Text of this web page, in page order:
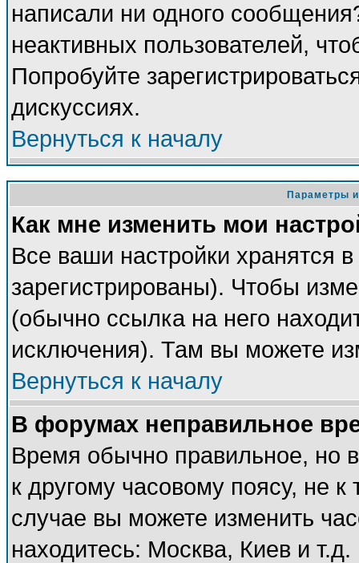
написали ни одного
неактивных пользователей,
Попробуйте
дискуссиях.
Вернуться к началу
Параметры
Как мне изменить мои
Все ваши настройки хранятся
зарегистрированы). Чтобы
(обычно ссылка на него
исключения). Там вы можете
Вернуться к началу
В форумах неправильное
Время обычно правильное, но
к другому часовому поясу, не
случае вы можете изменить
находитесь: Москва, Киев и